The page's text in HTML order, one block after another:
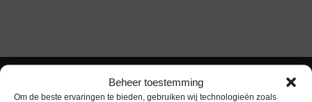
Beheer toestemming
Om de beste ervaringen te bieden, gebruiken wij technologieën zoals